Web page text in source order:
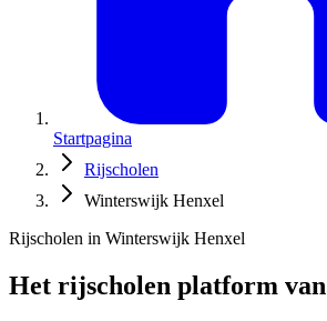
Startpagina
Rijscholen
Winterswijk Henxel
Rijscholen in Winterswijk Henxel
Het rijscholen platform